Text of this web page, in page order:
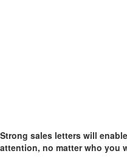
Strong sales letters will
attention, no matter who you